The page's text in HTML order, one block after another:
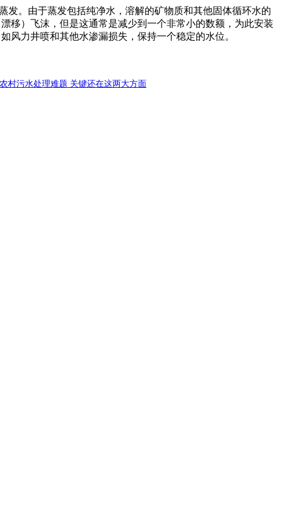
发。由于蒸发包括纯净水，溶解的矿物质和其他固体循环水的
移）飞沫，但是这通常是减少到一个非常小的数额，为此安装
风力井喷和其他水渗漏损失，保持一个稳定的水位。
村污水处理难题 关键还在这两大方面